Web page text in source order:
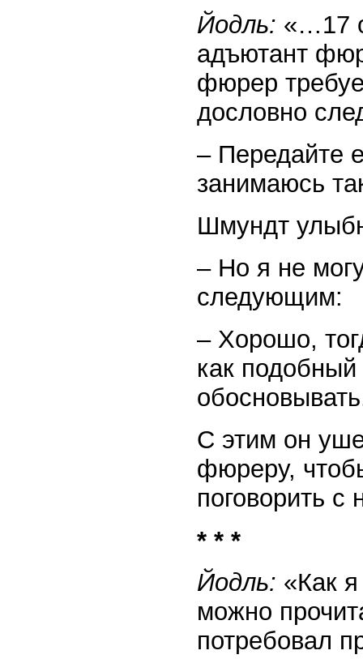
Йодль: «…17
адъютант
фюрер
дословно
– Передайте
занимаюсь
Шмундт
– Но я не
следующим:
– Хорошо,
как
С этим он
фюреру,
поговорить с
* * *
Йодль: «Как
можно
потребовал